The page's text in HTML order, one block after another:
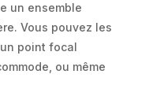
un ensemble
Vous pouvez les
point focal
ou même